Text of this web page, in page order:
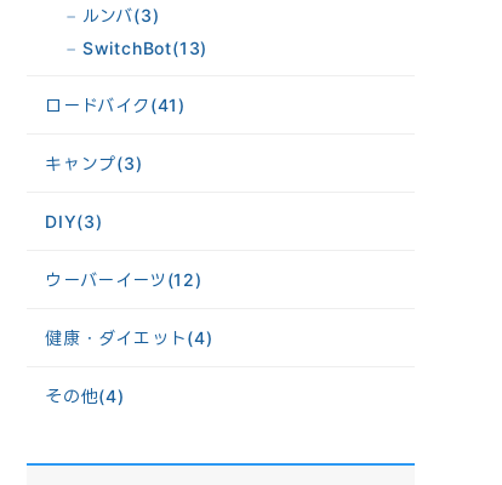
ルンバ(3)
SwitchBot(13)
ロードバイク(41)
キャンプ(3)
DIY(3)
ウーバーイーツ(12)
健康・ダイエット(4)
その他(4)